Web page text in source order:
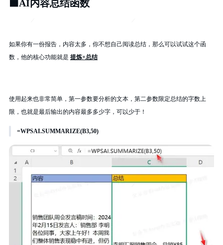
AI内容总结函数
如果你有一份报告，内容太多，你不想自己阅读总结，那么可以试试这个函
数，他的核心功能就是 提炼+总结
使用起来也非常简单，第一参数要分析的文本，第二参数限定总结的字数上
限，也就是最后输出的内容最多多少字，可以少于！
=WPSAI.SUMMARIZE(B3,50)